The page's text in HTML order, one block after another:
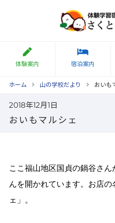
体験案内 宿泊案内
ホーム 山の学校だより おいも
2018年12月1日
おいもマルシェ
ここ福山地区国貞の鍋谷さ
んを開かれています。お店
ェ」。